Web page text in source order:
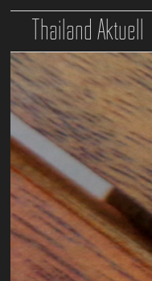
Thailand Aktuell